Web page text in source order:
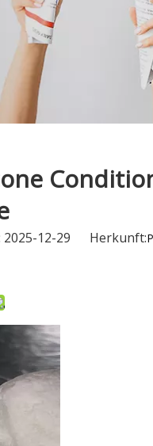
2025-12-29 Herkunft: